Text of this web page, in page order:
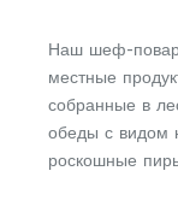
Наш шеф-повар
местные
собранные в
обеды с видом
роскошные